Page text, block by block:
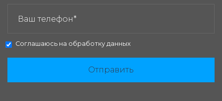
Соглашаюсь на обработку данных
Отправить